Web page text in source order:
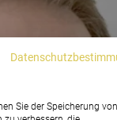
Sie der Speicherung von